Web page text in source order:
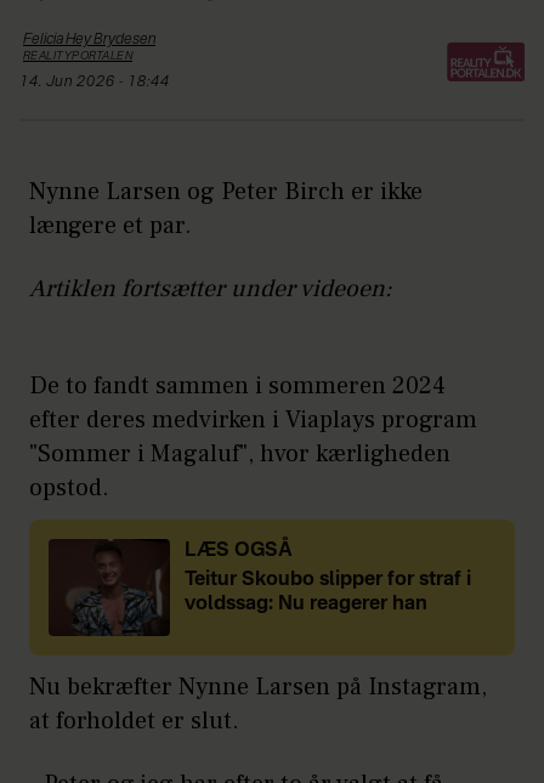
Felicia HeyBrydesen
REALITYPORTALEN
14. Jun 2026 - 18:44
Nynne Larsen og Peter Birch er ikke
længere et par.
Artiklen fortsætter under videoen:
De to fandt sammen i sommeren 2024
efter deres medvirken i Viaplays program
"Sommer i Magaluf", hvor kærligheden
opstod.
LÆS OGSÅ
Teitur Skoubo slipper for straf i
voldssag: Nu reagerer han
Nu bekræfter Nynne Larsen på Instagram,
at forholdet er slut.